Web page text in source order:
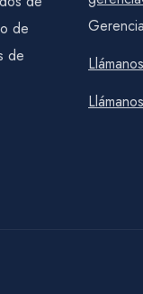
de
de
Gerencia